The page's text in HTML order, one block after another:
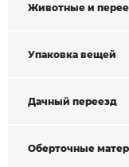
Животные и
Упаковка вещей
Дачный переезд
Оберточные